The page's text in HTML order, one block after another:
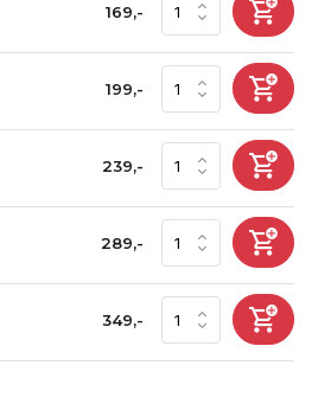
169,-
199,-
239,-
289,-
349,-